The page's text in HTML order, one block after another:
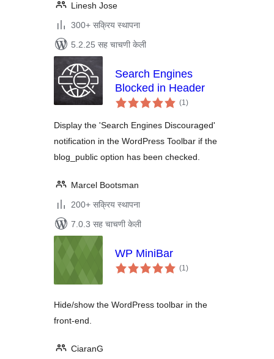
Linesh Jose
300+ सक्रिय स्थापना
5.2.25 सह चाचणी केली
Search Engines
Blocked in Header
(1एकूण
मूल्यांकन
)
Display the 'Search Engines Discouraged'
notification in the WordPress Toolbar if the
blog_public option has been checked.
Marcel Bootsman
200+ सक्रिय स्थापना
7.0.3 सह चाचणी केली
WP MiniBar
(1एकूण
मूल्यांकन
)
Hide/show the WordPress toolbar in the
front-end.
CiaranG